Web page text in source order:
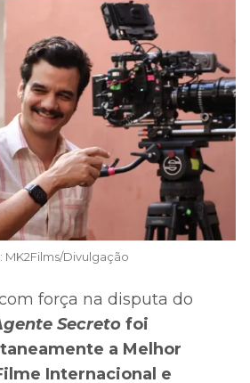
MK2Films/Divulgação
força na disputa do
Secreto foi
a Melhor
Internacional e